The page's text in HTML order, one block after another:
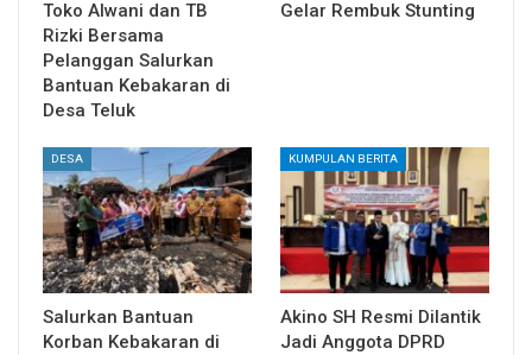
Toko Alwani dan TB
Rizki Bersama
Pelanggan Salurkan
Bantuan Kebakaran di
Desa Teluk
Gelar Rembuk Stunting
DESA
Salurkan Bantuan
Korban Kebakaran di
KUMPULAN BERITA
Akino SH Resmi Dilantik
Jadi Anggota DPRD